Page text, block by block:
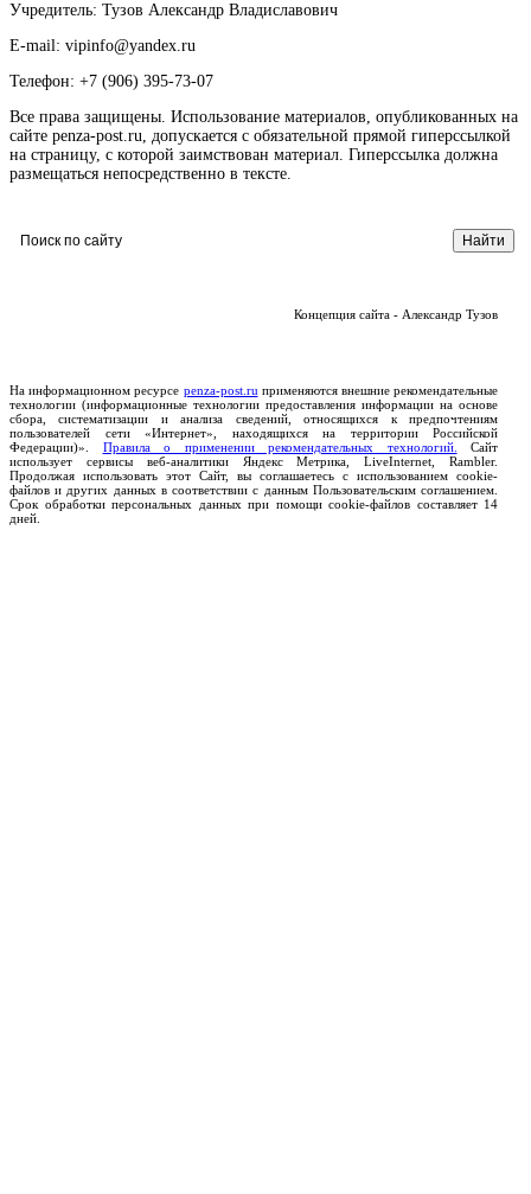
Учредитель: Тузов Александр Владиславович
E-mail: vipinfo@yandex.ru
Телефон: +7 (906) 395-73-07
Все права защищены. Использование материалов, опубликованных на
сайте penza-post.ru, допускается с обязательной прямой гиперссылкой
на страницу, с которой заимствован материал. Гиперссылка должна
размещаться непосредственно в тексте.
Концепция сайта - Александр Тузов
На информационном ресурсе penza-post.ru применяются внешние рекомендательные
технологии (информационные технологии предоставления информации на основе
сбора, систематизации и анализа сведений, относящихся к предпочтениям
пользователей сети «Интернет», находящихся на территории Российской
Федерации)». Правила о применении рекомендательных технологий.
Сайт
использует сервисы веб-аналитики Яндекс Метрика, LiveInternet, Rambler.
Продолжая использовать этот Сайт, вы соглашаетесь с использованием cookie-
файлов и других данных в соответствии с данным Пользовательским соглашением.
Срок обработки персональных данных при помощи cookie-файлов составляет 14
дней.